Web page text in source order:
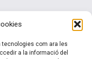
tecnologies com ara les
a la informació del